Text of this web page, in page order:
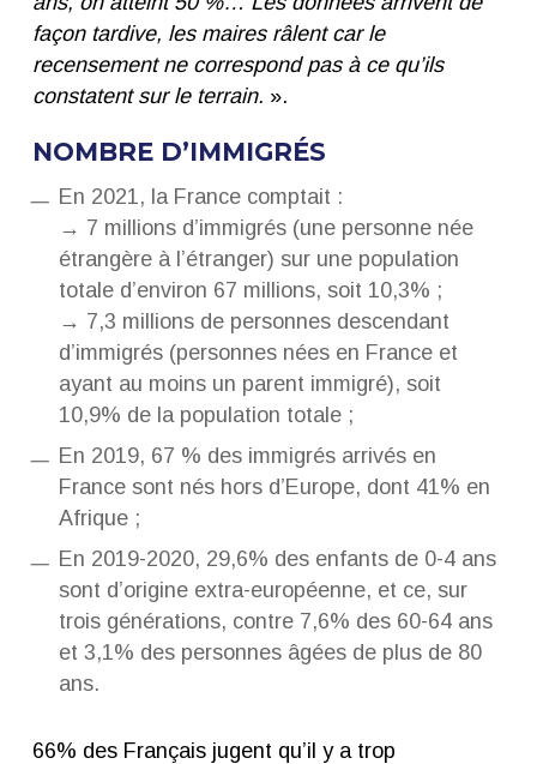
façon tardive, les maires râlent car le
recensement ne correspond pas à ce qu’ils
constatent sur le terrain. ».
NOMBRE D’IMMIGRÉS
En 2021, la France comptait :
→ 7 millions d’immigrés (une personne née
étrangère à l’étranger) sur une population
totale d’environ 67 millions, soit 10,3% ;
→ 7,3 millions de personnes descendant
d’immigrés (personnes nées en France et
ayant au moins un parent immigré), soit
10,9% de la population totale ;
En 2019, 67 % des immigrés arrivés en
France sont nés hors d’Europe, dont 41% en
Afrique ;
En 2019-2020, 29,6% des enfants de 0-4 ans
sont d’origine extra-européenne, et ce, sur
trois générations, contre 7,6% des 60-64 ans
et 3,1% des personnes âgées de plus de 80
ans.
66% des Français jugent qu’il y a trop